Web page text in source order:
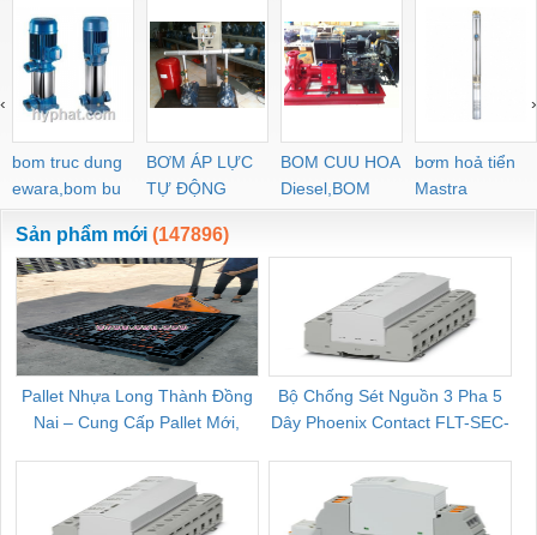
bom truc dung
ewara,bom bu
ewara
BƠM ÁP LỰC
TỰ ĐỘNG
BOM CUU HOA
Diesel,BOM
CHUA CHAY
bơm hoả tiển
Mastra
‹ ›
Sản phẩm mới (147896)
Pallet Nhựa Long Thành Đồng
Nai – Cung Cấp Pallet Mới,
Bộ Chống Sét Nguồn 3 Pha 5
Dây Phoenix Contact FLT-SEC-